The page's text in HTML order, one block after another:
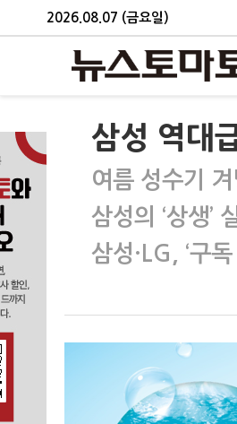
2026.08.07 (금요일)
삼성 역대
여름 성수기
삼성의 ‘상생’
삼성·LG, ‘구